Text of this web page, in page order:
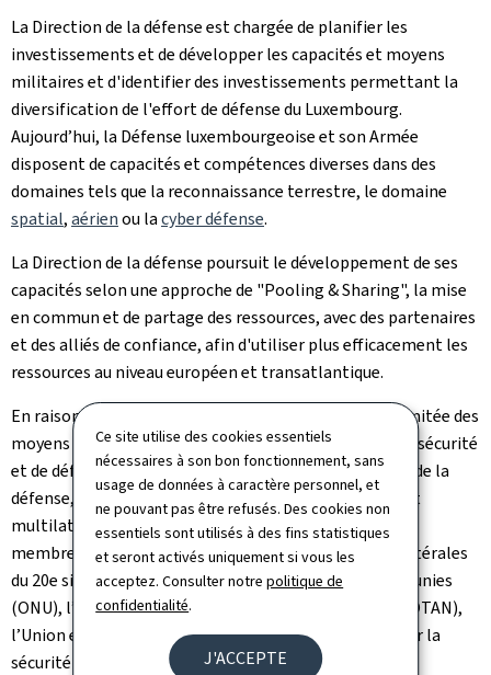
Ce site utilise des cookies essentiels
nécessaires à son bon fonctionnement, sans
usage de données à caractère personnel, et
ne pouvant pas être refusés. Des cookies non
essentiels sont utilisés à des fins statistiques
et seront activés uniquement si vous les
acceptez. Consulter notrepolitique de
confidentialité.
J'ACCEPTE
La Direction de la défense est chargée de planifier les
investissements et de développer les capacités et moyens
militaires et d'identifier des investissements permettant la
diversification de l'effort de défense du Luxembourg.
Aujourd’hui, la Défense luxembourgeoise et son Armée
disposent de capacités et compétences diverses dans des
domaines tels que la reconnaissance terrestre, le domaine
spatial,aérienou lacyber défense.
La Direction de la défense poursuit le développement de ses
capacités selon une approche de "Pooling & Sharing", la mise
en commun et de partage des ressources, avec des partenaires
et des alliés de confiance, afin d'utiliser plus efficacement les
ressources au niveau européen et transatlantique.
En raison de la taille du Grand-Duché et l’envergure limitée des
moyens et des structures de la défense, la politique de sécurité
et de défense, poursuivi par le ministre et la Direction de la
défense, sont orientés à l’échelle internationale, bi- et
multilatérale. Ainsi, le Luxembourg compte parmi les
membres fondateurs des grandes institutions multilatérales
du 20e siècle, notamment l’Organisation des Nations unies
(ONU), l’Organisation du Traité de l’Atlantique Nord (OTAN),
l’Union européenne (UE) ou encore l’Organisation pour la
sécurité et la coopération en Europe (OSCE).